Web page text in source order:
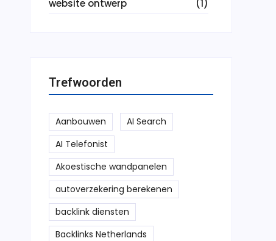
website ontwerp
(1)
Trefwoorden
Aanbouwen
AI Search
AI Telefonist
Akoestische wandpanelen
autoverzekering berekenen
backlink diensten
Backlinks Netherlands